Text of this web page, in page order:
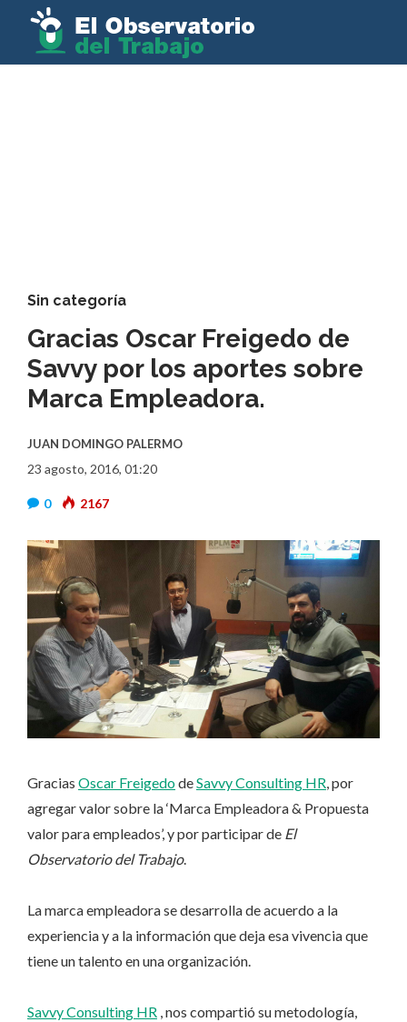
Sin categoría
Gracias Oscar Freigedo de
Savvy por los aportes sobre
Marca Empleadora.
JUAN DOMINGO PALERMO
23 agosto, 2016, 01:20
0 2167
Gracias Oscar FreigedodeSavvy Consulting HR, por
agregar valor sobre la ‘Marca Empleadora & Propuesta
valor para empleados’, y por participar de El
Observatorio del Trabajo.
La marca empleadora se desarrolla de acuerdo a la
experiencia y a la información que deja esa vivencia que
tiene un talento en una organización.
Savvy Consulting HR , nos compartió su metodología,